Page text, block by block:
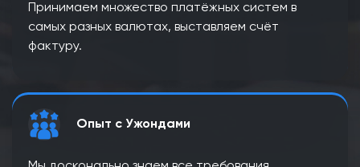
Принимаем множество платёжных систем в
самых разных валютах, выставляем счёт
фактуру.
Опыт с Ужондами